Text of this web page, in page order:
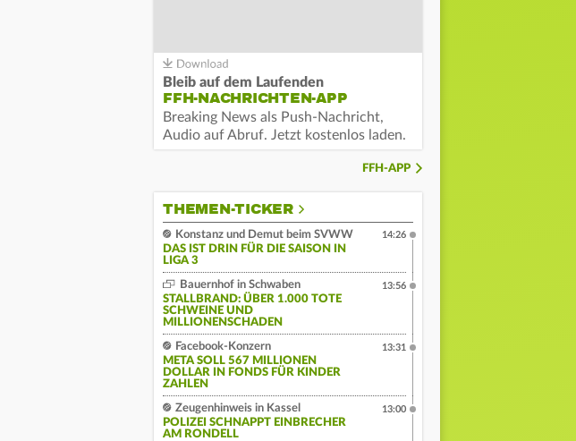
Bleib auf dem Laufenden
FFH-NACHRICHTEN-APP
Breaking News als Push-Nachricht,
Audio auf Abruf. Jetzt kostenlos laden.
FFH-APP
THEMEN-TICKER
Konstanz und Demut beim SVWW
DAS IST DRIN FÜR DIE SAISON IN
LIGA 3
14:26
Bauernhof in Schwaben
STALLBRAND: ÜBER 1.000 TOTE
SCHWEINE UND
MILLIONENSCHADEN
13:56
Facebook-Konzern
META SOLL 567 MILLIONEN
DOLLAR IN FONDS FÜR KINDER
ZAHLEN
13:31
Zeugenhinweis in Kassel
POLIZEI SCHNAPPT EINBRECHER
AM RONDELL
13:00